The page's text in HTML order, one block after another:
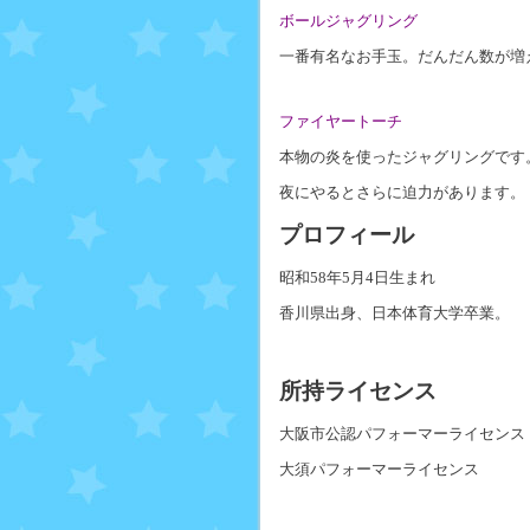
ボールジャグリング
一番有名なお手玉。だんだん数が増
ファイヤートーチ
本物の炎を使ったジャグリングです
夜にやるとさらに迫力があります。
プロフィール
昭和58年5月4日生まれ
香川県出身、日本体育大学卒業。
所持ライセンス
大阪市公認パフォーマーライセンス
大須パフォーマーライセンス